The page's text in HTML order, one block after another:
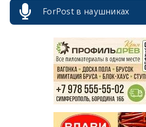
ForPost в наушниках